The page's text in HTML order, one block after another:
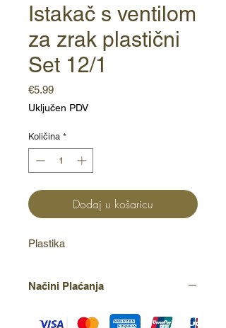
Istakač s ventilom
za zrak plastični
Set 12/1
€5.99Cijena
Uključen PDV
Količina *
Dodaj u košaricu
Plastika
Načini Plaćanja